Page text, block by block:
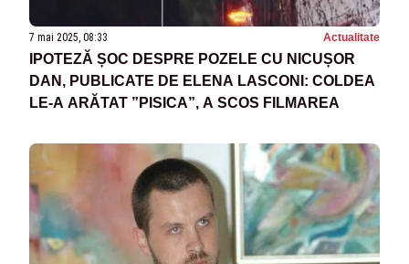
7 mai 2025, 08:33 Actualitate
IPOTEZĂ ȘOC DESPRE POZELE CU NICUȘOR
DAN, PUBLICATE DE ELENA LASCONI: COLDEA
LE-A ARĂTAT ”PISICA”, A SCOS FILMAREA